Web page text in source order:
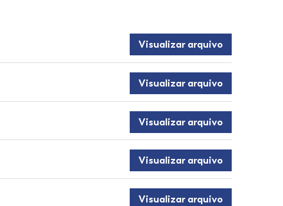
Visualizar arquivo
Visualizar arquivo
Visualizar arquivo
Visualizar arquivo
Visualizar arquivo